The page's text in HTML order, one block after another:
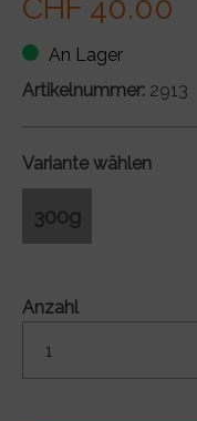
CHF 40.00
An Lager
Artikelnummer: 2913
Variante wählen
300g
Anzahl